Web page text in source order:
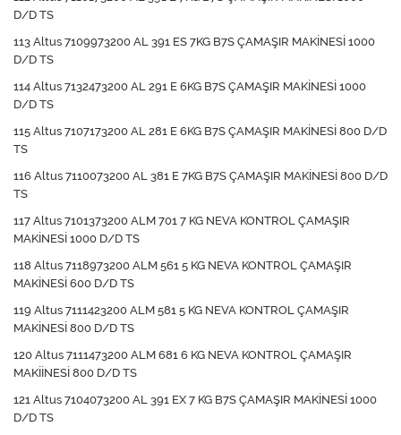
D/D TS
113 Altus 7109973200 AL 391 ES 7KG B7S ÇAMAŞIR MAKİNESİ 1000
D/D TS
114 Altus 7132473200 AL 291 E 6KG B7S ÇAMAŞIR MAKİNESİ 1000
D/D TS
115 Altus 7107173200 AL 281 E 6KG B7S ÇAMAŞIR MAKİNESİ 800 D/D
TS
116 Altus 7110073200 AL 381 E 7KG B7S ÇAMAŞIR MAKİNESİ 800 D/D
TS
117 Altus 7101373200 ALM 701 7 KG NEVA KONTROL ÇAMAŞIR
MAKİNESİ 1000 D/D TS
118 Altus 7118973200 ALM 561 5 KG NEVA KONTROL ÇAMAŞIR
MAKİNESİ 600 D/D TS
119 Altus 7111423200 ALM 581 5 KG NEVA KONTROL ÇAMAŞIR
MAKİNESİ 800 D/D TS
120 Altus 7111473200 ALM 681 6 KG NEVA KONTROL ÇAMAŞIR
MAKİİNESİ 800 D/D TS
121 Altus 7104073200 AL 391 EX 7 KG B7S ÇAMAŞIR MAKİNESİ 1000
D/D TS